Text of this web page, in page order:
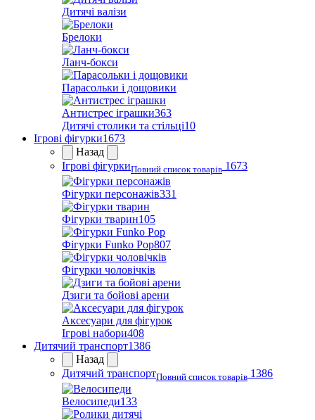
Дитячі валізи
Брелоки
Ланч-бокси
Парасольки і дощовики
Антистрес іграшки363
Дитячі столики та стільці10
Ігрові фігурки1673
Назад
Ігрові фігуркиПовний список товарів 1673
Фігурки персонажів331
Фігурки тварин105
Фігурки Funko Pop807
Фігурки чоловічків
Дзиги та бойові арени
Аксесуари для фігурок
Ігрові набори408
Дитячий транспорт1386
Назад
Дитячий транспортПовний список товарів 1386
Велосипеди133